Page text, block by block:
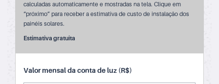
calculadas automaticamente e mostradas na tela. Clique em
“próximo” para receber a estimativa de custo de instalação dos
painéis solares.
Estimativa gratuita
Valor mensal da conta de luz (R$)